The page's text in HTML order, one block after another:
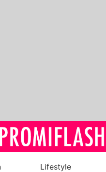
Lifestyle